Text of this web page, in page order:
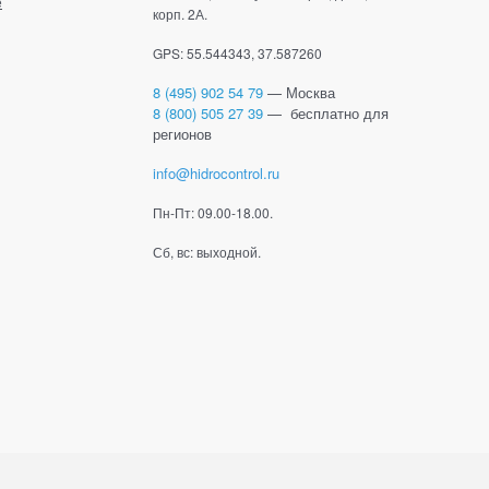
корп. 2А.
GPS: 55.544343, 37.587260
8 (495) 902 54 79 — Москва
8 (800) 505 27 39 — бесплатно для
регионов
info@hidrocontrol.ru
Пн-Пт: 09.00-18.00.
Сб, вс: выходной.